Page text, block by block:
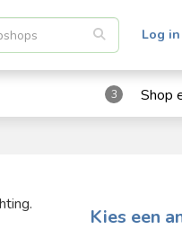
Log in
3 Shop
Kies een